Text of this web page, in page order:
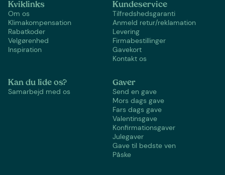
Kviklinks
Om os
Klimakompensation
Rabatkoder
Velgørenhed
Inspiration
Kundeservice
Tilfredshedsgaranti
Anmeld retur/reklamation
Levering
Firmabestillinger
Gavekort
Kontakt os
Kan du lide os?
Samarbejd med os
Gaver
Send en gave
Mors dags gave
Fars dags gave
Valentinsgave
Konfirmationsgaver
Julegaver
Gave til bedste ven
Påske